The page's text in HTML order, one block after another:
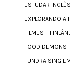
ESTUDAR INGLÊS
EXPLORANDO A
FILMES
FOOD
FUNDRAISING